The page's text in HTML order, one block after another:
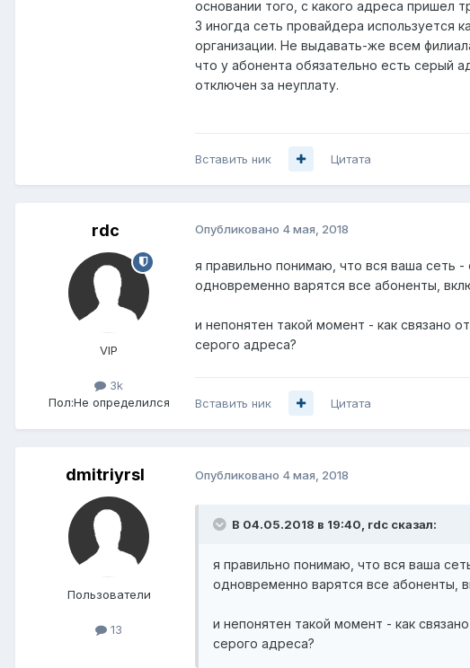
основании того, с какого адреса пришел
3 иногда сеть провайдера используется
организации. Не выдавать-же всем
что у абонента обязательно есть серый
отключен за неуплату.
Вставить ник Цитата
rdc
VIP
3k
Пол:Не определился
Опубликовано 4 мая, 2018
я правильно понимаю, что вся ваша сеть
одновременно варятся все абоненты,
и непонятен такой момент - как связано
серого адреса?
Вставить ник Цитата
dmitriyrsl
Пользователи
13
Опубликовано 4 мая, 2018
В 04.05.2018 в 19:40, rdc сказал:
я правильно понимаю, что вся ваша
одновременно варятся все абоненты,
и непонятен такой момент - как
серого адреса?